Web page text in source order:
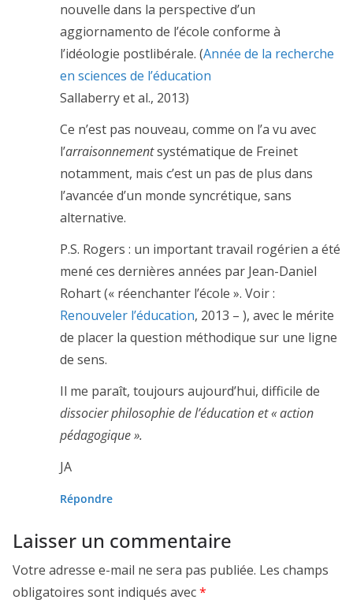
nouvelle dans la perspective d’un
aggiornamento de l’école conforme à
l’idéologie postlibérale. (Année de la recherche
en sciences de l’éducation
Sallaberry et al., 2013)
Ce n’est pas nouveau, comme on l’a vu avec
l’arraisonnementsystématique de Freinet
notamment, mais c’est un pas de plus dans
l’avancée d’un monde syncrétique, sans
alternative.
P.S. Rogers : un important travail rogérien a été
mené ces dernières années par Jean-Daniel
Rohart (« réenchanter l’école ». Voir :
Renouveler l’éducation, 2013 – ), avec le mérite
de placer la question méthodique sur une ligne
de sens.
Il me paraît, toujours aujourd’hui, difficile de
dissocier philosophie de l’éducation et « action
pédagogique ».
JA
Répondre
Laisser un commentaire
Votre adresse e-mail ne sera pas publiée. Les champs
obligatoires sont indiqués avec*